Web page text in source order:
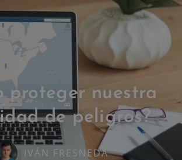
proteger nuestra
de peligros?
IVÁN FRESNEDA